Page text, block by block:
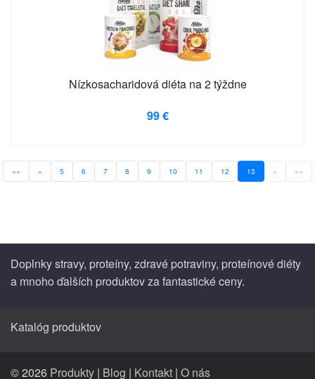
Nízkosacharidová diéta na 2 týždne
99 €
«« « 5 6 7 8 9 10 11 12 13 » »»
Doplnky stravy, proteíny, zdravé potraviny, proteínové diéty
a mnoho ďalších produktov za fantastické ceny.
Katalóg produktov
© 2026 Produkty | Blog | Kontakt | O nás